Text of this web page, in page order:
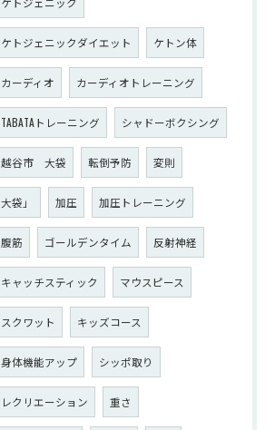
ケトジェニックダイエット ケトン体
カーディオ カーディオトレーニング
TABATAトレーニング シャドーボクシング
越谷市 大袋 転倒予防 変則
大袋」 加圧 加圧トレーニング
腹筋 ゴールデンタイム 反射神経
キャッチスティック マウスピース
スクワット キッズコース
身体機能アップ シッポ取り
レクリエーション 重さ